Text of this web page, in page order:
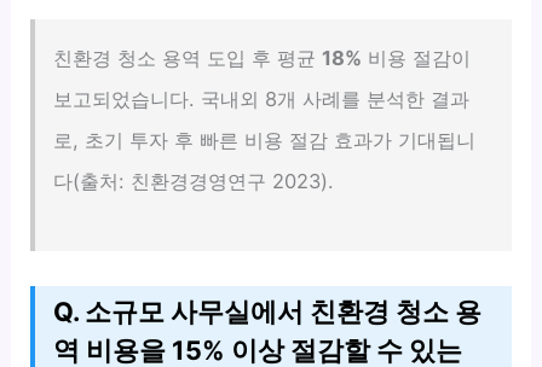
친환경 청소 용역 도입 후 평균 18% 비용 절감이
보고되었습니다. 국내외 8개 사례를 분석한 결과
로, 초기 투자 후 빠른 비용 절감 효과가 기대됩니
다(출처: 친환경경영연구 2023).
Q. 소규모 사무실에서 친환경 청소 용
역 비용을 15% 이상 절감할 수 있는